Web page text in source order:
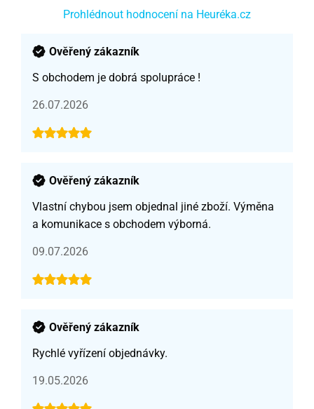
Prohlédnout hodnocení na Heuréka.cz
Ověřený zákazník
S obchodem je dobrá spolupráce !
26.07.2026
Ověřený zákazník
Vlastní chybou jsem objednal jiné zboží. Výměna
a komunikace s obchodem výborná.
09.07.2026
Ověřený zákazník
Rychlé vyřízení objednávky.
19.05.2026